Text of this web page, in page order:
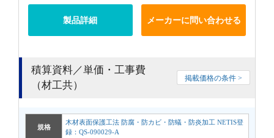
製品詳細 メーカーに問い合わせる
積算資料／単価・工事費
（材工共）
掲載価格の条件 >
規格
木材表面保護工法 防腐・防カビ・防蟻・防炎加工 NETIS登
録：QS-090029-A